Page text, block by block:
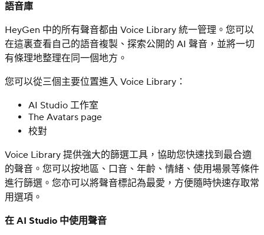
語音庫
HeyGen 中的所有聲音都由 Voice Library 統一管理。您可以
在這裏查看自己的語音複製、探索公開的 AI 聲音，並將一切
有條理地整理在同一個地方。
您可以從三個主要位置進入 Voice Library：
AI Studio 工作室
The Avatars page
校對
Voice Library 提供強大的篩選工具，協助您快速找到最合適
的聲音。您可以按地區、口音、年齡、情緒、使用場景等條件
進行篩選。您亦可以將聲音標記為最愛，方便隨時快速存取常
用選項。
在 AI Studio 中使用聲音